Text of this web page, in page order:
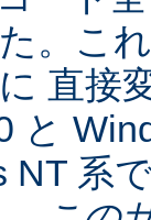
。こ
直接
と
NT 系